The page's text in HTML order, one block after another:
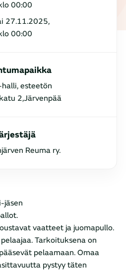
00:00
27.11.2025,
00:00
esteetön
2,Järvenpää
Reuma ry.
jäsen
vaatteet ja juomapullo.
Tarkoituksena on
pelaamaan. Omaa
pystyy täten